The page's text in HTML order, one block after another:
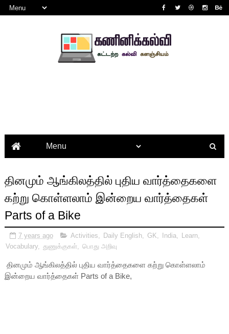
தினமும் ஆங்கிலத்தில் புதிய வார்த்தைகளை
கற்று கொள்ளலாம் இன்றைய வார்த்தைகள்
Parts of a Bike
7 years ago Activities Daily English, GK India Learn,
Vocabulary, துணுக்குகள் பொது அறிவு
தினமும் ஆங்கிலத்தில் புதிய வார்த்தைகளை கற்று கொள்ளலாம்
இன்றைய வார்த்தைகள் Parts of a Bike,